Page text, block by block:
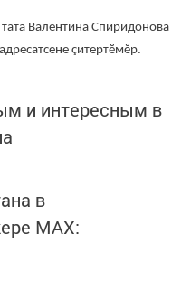
Валентина Спиридонова
çитертӗмӗр.
и интересным в
в
MАХ: